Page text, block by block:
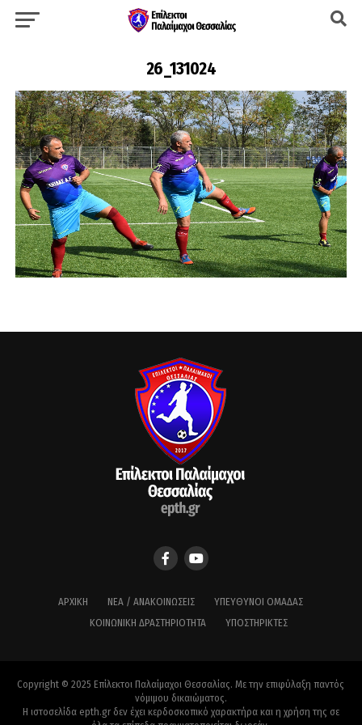
26_131024
ΑΡΧΙΚΉ ΝΈΑ / ΑΝΑΚΟΙΝΏΣΕΙΣ
ΥΠΕΎΘΥΝΟΙ ΟΜΆΔΑΣ
ΚΟΙΝΩΝΙΚΉ ΔΡΑΣΤΗΡΙΌΤΗΤΑ
ΥΠΟΣΤΗΡΙΚΤΈΣ
Copyright © 2025 Επίλεκτοι Παλαίμαχοι Θεσσαλίας. Με την επιφύλαξη παντός
νόμιμου δικαιώματος.
Η ιστοσελίδα epth.gr δεν έχει κερδοσκοπικό χαρακτήρα και η χρήση της σε